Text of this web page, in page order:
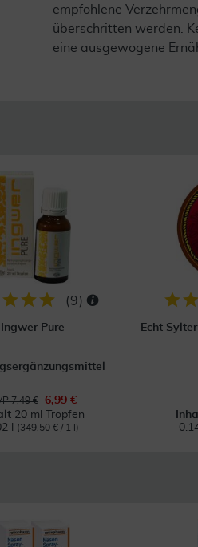
empfohlene
überschritten werden.
eine ausgewogene
(9)
Ingwer Pure
7,49 €
6,99 €
20 ml Tropfen
l
(349,50 € / 1 l)
Echt